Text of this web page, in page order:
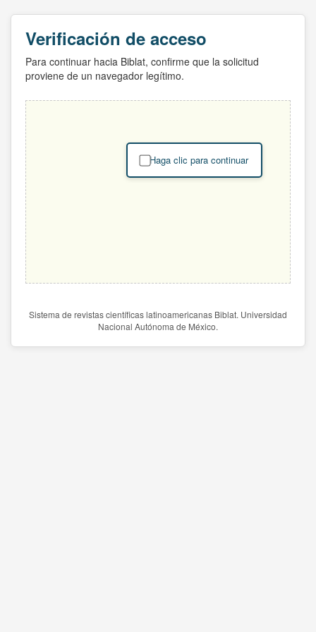
Verificación de acceso
Para continuar hacia Biblat, confirme que la solicitud
proviene de un navegador legítimo.
Haga clic para continuar
Sistema de revistas científicas latinoamericanas Biblat. Universidad
Nacional Autónoma de México.